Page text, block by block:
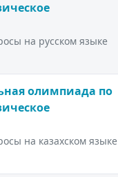
на русском языке
олимпиада по
на казахском языке